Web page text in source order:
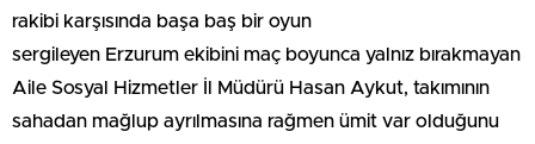
rakibi karşısında başa baş bir oyun
sergileyen Erzurum ekibini maç boyunca yalnız bırakmayan
Aile Sosyal Hizmetler İl Müdürü Hasan Aykut, takımının
sahadan mağlup ayrılmasına rağmen ümit var olduğunu